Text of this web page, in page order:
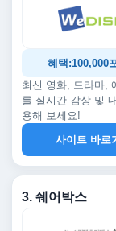
혜택:100,000
최신 영화, 드라마,
를 실시간 감상 및
용해 보세요!
사이트 바로
3. 쉐어박스